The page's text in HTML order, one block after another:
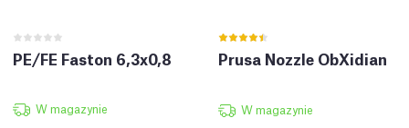
PE/FE Faston 6,3x0,8
W magazynie
Prusa Nozzle ObXidian
W magazynie